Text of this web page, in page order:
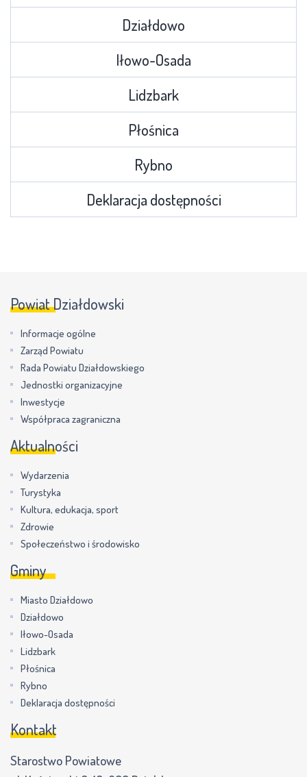
Działdowo
Iłowo-Osada
Lidzbark
Płośnica
Rybno
Deklaracja dostępności
Powiat Działdowski
Informacje ogólne
Zarząd Powiatu
Rada Powiatu Działdowskiego
Jednostki organizacyjne
Inwestycje
Współpraca zagraniczna
Aktualności
Wydarzenia
Turystyka
Kultura, edukacja, sport
Zdrowie
Społeczeństwo i środowisko
Gminy
Miasto Działdowo
Działdowo
Iłowo-Osada
Lidzbark
Płośnica
Rybno
Deklaracja dostępności
Kontakt
Starostwo Powiatowe